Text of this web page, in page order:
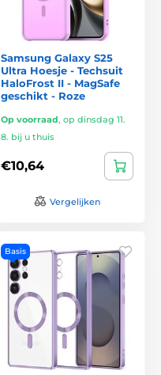
Samsung Galaxy S25
Ultra Hoesje - Techsuit
HaloFrost II - MagSafe
geschikt - Roze
Op voorraad, op dinsdag 11.
8. bij u thuis
€10,64
Vergelijken
Basis